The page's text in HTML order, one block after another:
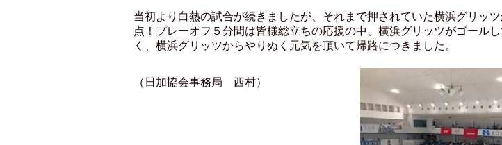
当初より白熱の試合が続きましたが、それまで押されていた横浜グリッ
点！プレーオフ５分間は皆様総立ちの応援の中、横浜グリッツがゴール
く、横浜グリッツからやりぬく元気を頂いて帰路につきました。
（日加協会事務局 西村）